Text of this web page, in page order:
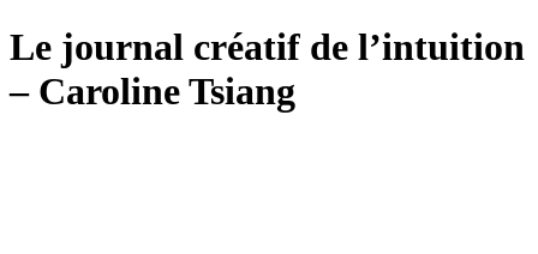
Le journal créatif de l’intuition
– Caroline Tsiang